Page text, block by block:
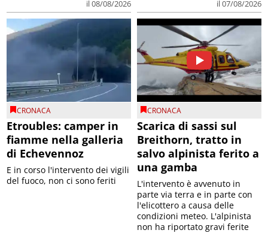
il 08/08/2026
il 07/08/2026
CRONACA
Etroubles: camper in
fiamme nella galleria
di Echevennoz
E in corso l'intervento dei vigili
del fuoco, non ci sono feriti
CRONACA
Scarica di sassi sul
Breithorn, tratto in
salvo alpinista ferito a
una gamba
L'intervento è avvenuto in
parte via terra e in parte con
l'elicottero a causa delle
condizioni meteo. L'alpinista
non ha riportato gravi ferite